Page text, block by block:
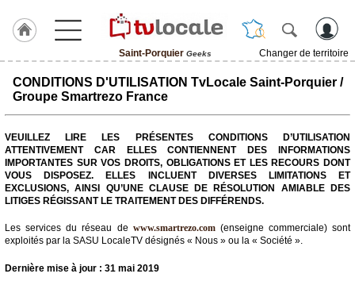
Saint-Porquier Geeks
Changer de territoire
J'adhère
Hulcoq
Saint-
Porquier
TvLocale
France
Accueil
RUBRIQUES
CONDITIONS D'UTILISATION TvLocale Saint-Porquier /
Groupe Smartrezo France
VEUILLEZ LIRE LES PRÉSENTES CONDITIONS D’UTILISATION
ATTENTIVEMENT CAR ELLES CONTIENNENT DES INFORMATIONS
IMPORTANTES SUR VOS DROITS, OBLIGATIONS ET LES RECOURS DONT
VOUS DISPOSEZ. ELLES INCLUENT DIVERSES LIMITATIONS ET
EXCLUSIONS, AINSI QU’UNE CLAUSE DE RÉSOLUTION AMIABLE DES
LITIGES RÉGISSANT LE TRAITEMENT DES DIFFÉRENDS.
Les services du réseau de www.smartrezo.com(enseigne commerciale) sont
exploités par la SASU LocaleTV désignés « Nous » ou la « Société ».
Dernière mise à jour : 31 mai 2019